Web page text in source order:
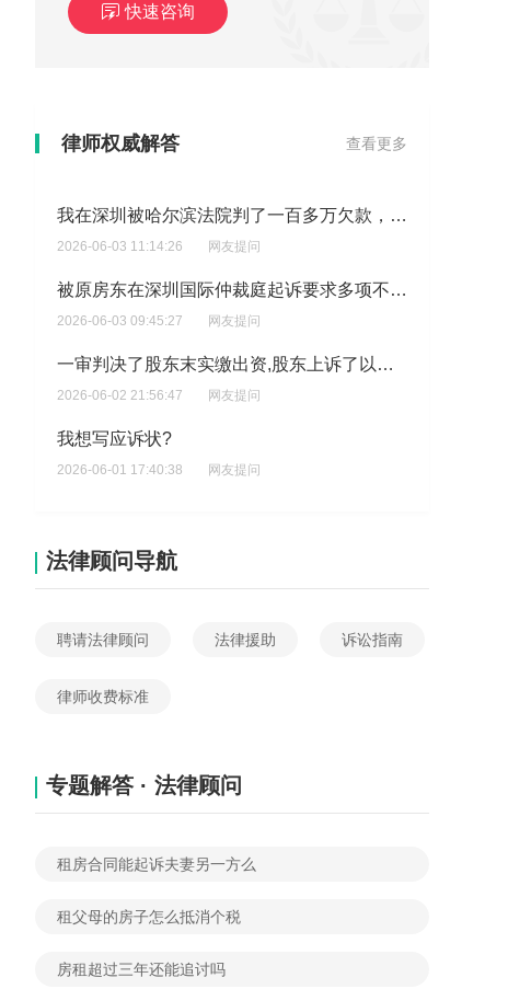
快速咨询
律师权威解答 查看更多
我在深圳被哈尔滨法院判了一百多万欠款，自己并不知情也没有借那么多钱。怎么办?
被原房东在深圳国际仲裁庭起诉要求多项不合理赔偿,这类纠纷案件你能接吗?
2026-06-03 09:45:27 网友提问
一审判决了股东末实缴出资,股东上诉了以个人帐户转入公司帐户注明了投资款票据为证据,证明了他实缴了出资?
2026-06-02 21:56:47 网友提问
我想写应诉状?
2026-06-01 17:40:38 网友提问
没有收到相关法律文书?
2026-06-01 02:22:02 网友提问
不服石家庄中院的复议裁定?
2026-05-30 16:59:09
法律顾问导航
聘请法律顾问 法律援助 诉讼指南
律师收费标准
专题解答 · 法律顾问
租房合同能起诉夫妻另一方么
租父母的房子怎么抵消个税
房租超过三年还能追讨吗